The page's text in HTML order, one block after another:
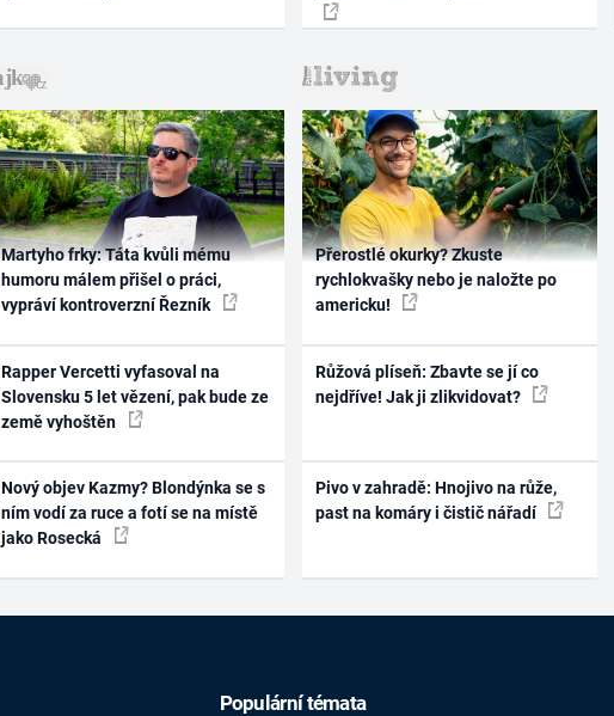
Martyho frky: Táta kvůli mému
humoru málem přišel o práci,
vypráví kontroverzní Řezník
Rapper Vercetti vyfasoval na
Slovensku 5 let vězení, pak bude ze
země vyhoštěn
Nový objev Kazmy? Blondýnka se s
ním vodí za ruce a fotí se na místě
jako Rosecká
Přerostlé okurky? Zkuste
rychlokvašky nebo je naložte po
americku!
Růžová plíseň: Zbavte se jí co
nejdříve! Jak ji zlikvidovat?
Pivo v zahradě: Hnojivo na růže,
past na komáry i čistič nářadí
Populární témata